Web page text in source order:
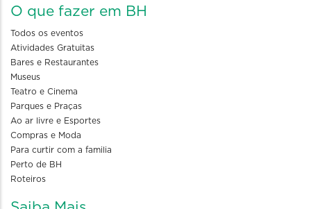
O que fazer em BH
Todos os eventos
Atividades Gratuitas
Bares e Restaurantes
Museus
Teatro e Cinema
Parques e Praças
Ao ar livre e Esportes
Compras e Moda
Para curtir com a familia
Perto de BH
Roteiros